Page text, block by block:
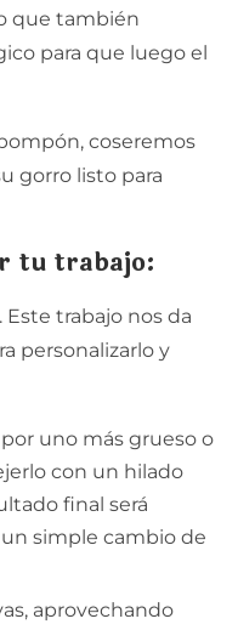
que también
para que luego el
coseremos
gorro listo para
tu trabajo:
trabajo nos da
personalizarlo y
uno más grueso o
con un hilado
final será
simple cambio de
aprovechando